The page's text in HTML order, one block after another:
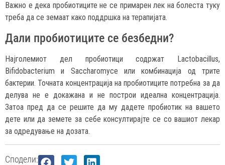
Важно е дека пробиотиците не се примарен лек на болеста туку
треба да се земаат како поддршка на терапијата.
Дали пробиотиците се безбедни?
Најголемиот дел пробиотици содржат Lactobacillus,
Bifidobacterium и Saccharomyce или комбинација од трите
бактерии. Точната концентрација на пробиотиците потребна за да
делува не е докажана и не построи идеална концентрација.
Затоа пред да се решите да му дадете пробиотик на вашето
дете или да земете за себе консултирајте се со вашиот лекар
за одредување на дозата.
Сподели: